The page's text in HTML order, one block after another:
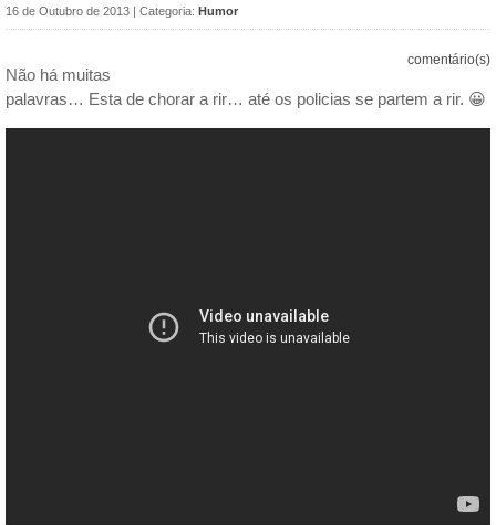
16 de Outubro de 2013 | Categoria: Humor
comentário(s)
Não há muitas
palavras… Esta de chorar a rir… até os policias se partem a rir. 😀